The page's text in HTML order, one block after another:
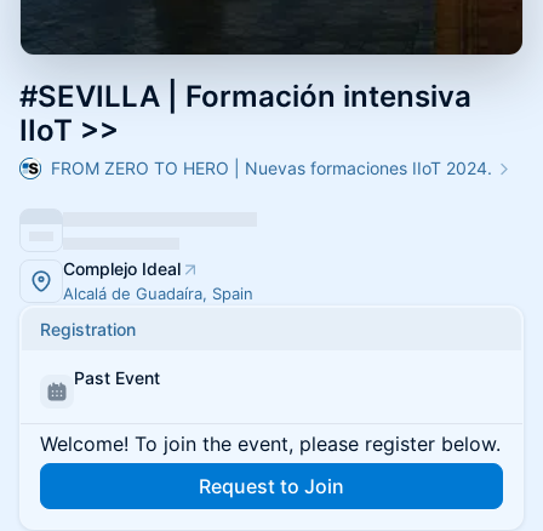
#SEVILLA | Formación intensiva
IIoT >>
FROM ZERO TO HERO | Nuevas formaciones IIoT 2024.
Complejo Ideal
Alcalá de Guadaíra, Spain
Registration
Past Event
Welcome! To join the event, please register below.
Request to Join